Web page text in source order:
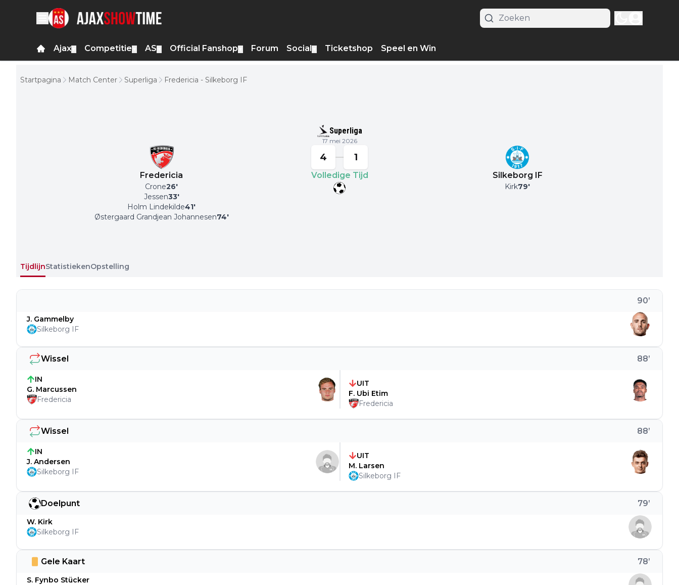
Ajax Competitie AS Official Fanshop Forum Social Ticketshop Speel en Win
Startpagina Match Center Superliga Fredericia - Silkeborg IF
Superliga
17 mei 2026
Fredericia
Crone26'
Jessen33'
Holm Lindekilde41'
Østergaard Grandjean Johannesen74'
4 1
Volledige Tijd Silkeborg IF
Kirk79'
TijdlijnStatistiekenOpstelling
Gele Kaart 78’
S. Fynbo Stücker
Doelpunt 79’
W. Kirk
Silkeborg IF
Wissel 88’
IN
J. Andersen
Silkeborg IF
UIT
M. Larsen
Silkeborg IF
Wissel 88’
IN
G. Marcussen
Fredericia
UIT
F. Ubi Etim
Fredericia
90’
J. Gammelby
Silkeborg IF